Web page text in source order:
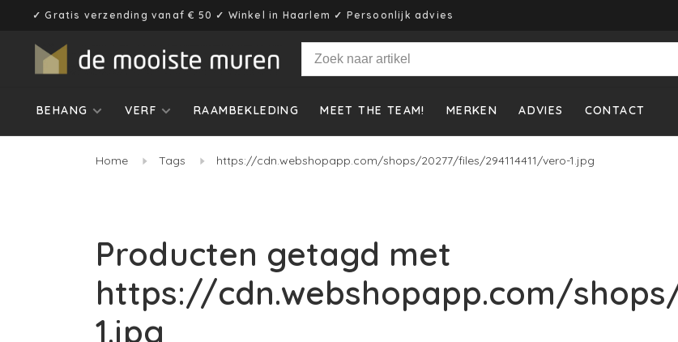
✓ Gratis verzending vanaf € 50 ✓ Winkel in Haarlem ✓ Persoonlijk advies
BEHANG VERF RAAMBEKLEDING MEET THE TEAM! MERKEN ADVIES CONTACT
Home Tags https://cdn.webshopapp.com/shops/20277/files/294114411/vero-1.jpg
Producten getagd met
https://cdn.webshopapp.com/
1.jpg